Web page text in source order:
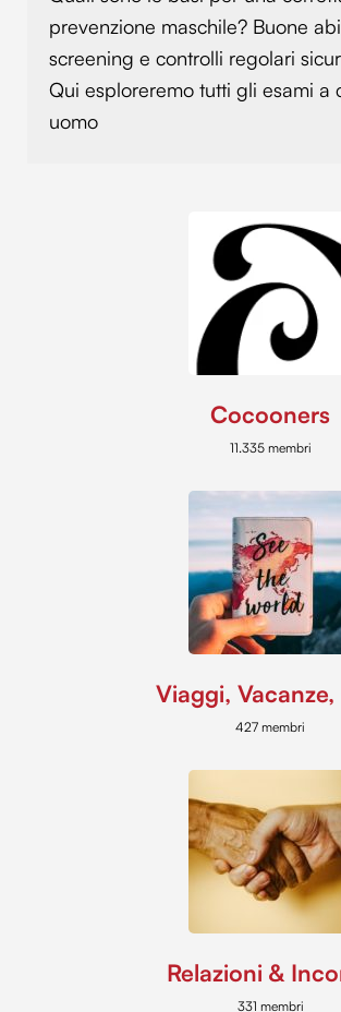
prevenzione maschile? Buone
screening e controlli regolari
Qui esploreremo tutti gli esami a
uomo
Cocooners
11.335 membri
Viaggi, Vacanze,
427 membri
Relazioni &
331 membri